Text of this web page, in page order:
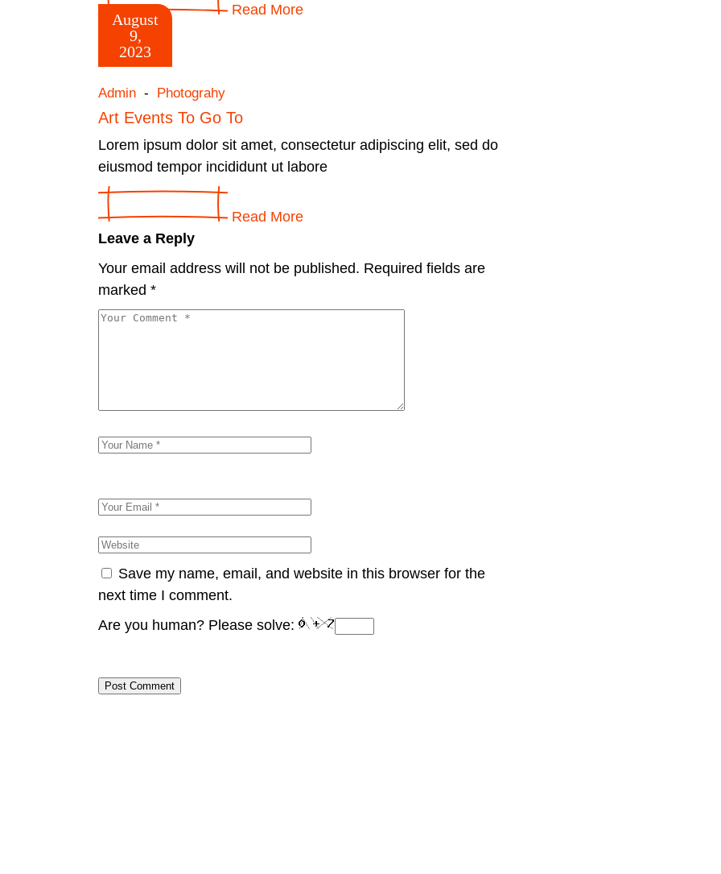
Read More
August
9,
2023
Admin Photograhy
Art Events To Go To
Lorem ipsum dolor sit amet, consectetur adipiscing elit, sed do
eiusmod tempor incididunt ut labore
Read More
Leave a Reply
Your email address will not be published. Required fields are
marked *
Save my name, email, and website in this browser for the
next time I comment.
Are you human? Please solve:
Post Comment